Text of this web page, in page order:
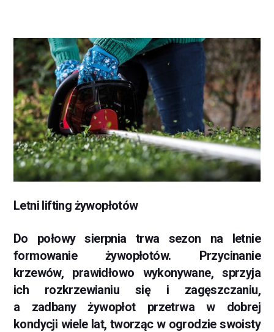
Letni lifting żywopłotów
Do połowy sierpnia trwa sezon na letnie
formowanie żywopłotów. Przycinanie
krzewów, prawidłowo wykonywane, sprzyja
ich rozkrzewianiu się i zagęszczaniu,
a zadbany żywopłot przetrwa w dobrej
kondycji wiele lat, tworząc w ogrodzie swoisty